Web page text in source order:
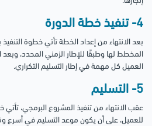
4- تنفيذ خطة الدورة
بعد الانتهاء من إعداد الخطة تأتي خطوة
المخطط لها وطبقًا للإطار الزمني المحدد،
العميل كل مهمة في إطار التسليم التكراري.
5- التسليم
عقب الانتهاء من تنفيذ المشروع البرمجي، تأتي
للعميل، على أن يكون موعد التسليم في